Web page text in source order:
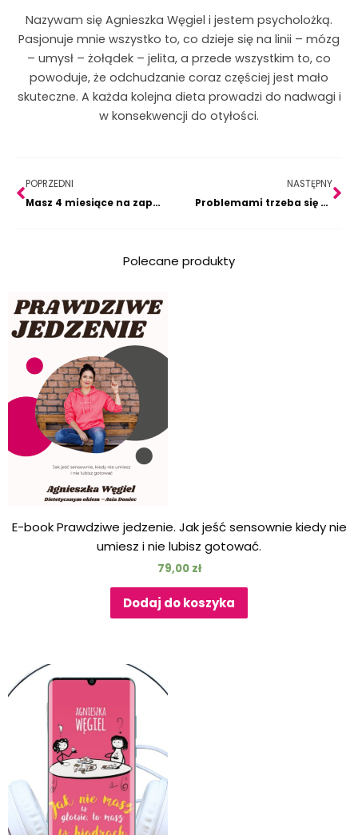
Nazywam się Agnieszka Węgiel i jestem psycholożką.
Pasjonuje mnie wszystko to, co dzieje się na linii – mózg
– umysł – żołądek – jelita, a przede wszystkim to, co
powoduje, że odchudzanie coraz częściej jest mało
skuteczne. A każda kolejna dieta prowadzi do nadwagi i
w konsekwencji do otyłości.
Prev
POPRZEDNI
Masz 4 miesiące na zaplanowanie corocznej katastrofy. Albo uniknięcie, czyli jak zrujnować sobie święta.
NASTĘPNY
Problemami trzeba się zajmować, a nie przejmować czyli o prokrastynacji.
Polecane produkty
E-book Prawdziwe jedzenie. Jak jeść sensownie kiedy nie
umiesz i nie lubisz gotować.
79,00 zł
Dodaj do koszyka